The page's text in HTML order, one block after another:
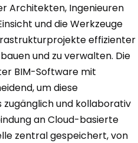
Architekten, Ingenieuren
und die Werkzeuge
effizienter
und zu verwalten. Die
BIM-Software mit
um diese
und kollaborativ
an Cloud-basierte
zentral gespeichert, von